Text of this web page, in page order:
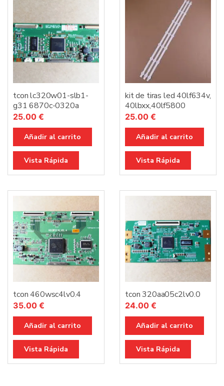
tcon lc320w01-slb1-
g31 6870c-0320a
25.00 €
Añadir al carrito
Vista Rápida
kit de tiras led 40lf634v,
40lbxx,40lf5800
25.00 €
Añadir al carrito
Vista Rápida
tcon 460wsc4lv0.4
35.00 €
Añadir al carrito
Vista Rápida
tcon 320aa05c2lv0.0
24.00 €
Añadir al carrito
Vista Rápida